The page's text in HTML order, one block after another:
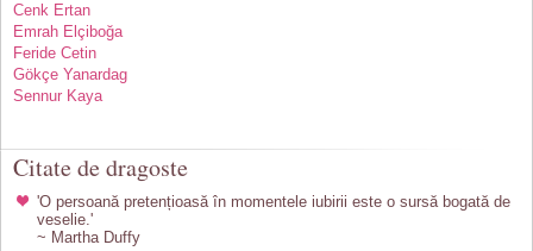
Cenk Ertan
Emrah Elçiboğa
Feride Cetin
Gökçe Yanardag
Sennur Kaya
Citate de dragoste
'O persoană pretențioasă în momentele iubirii este o sursă bogată de
veselie.'
~ Martha Duffy